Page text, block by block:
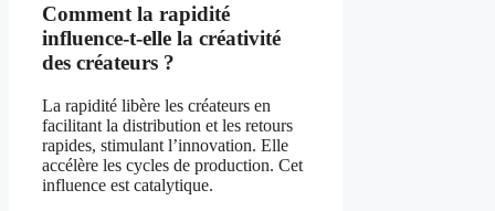
Comment la rapidité
influence-t-elle la créativité
des créateurs ?
La rapidité libère les créateurs en
facilitant la distribution et les retours
rapides, stimulant l’innovation. Elle
accélère les cycles de production. Cet
influence est catalytique.